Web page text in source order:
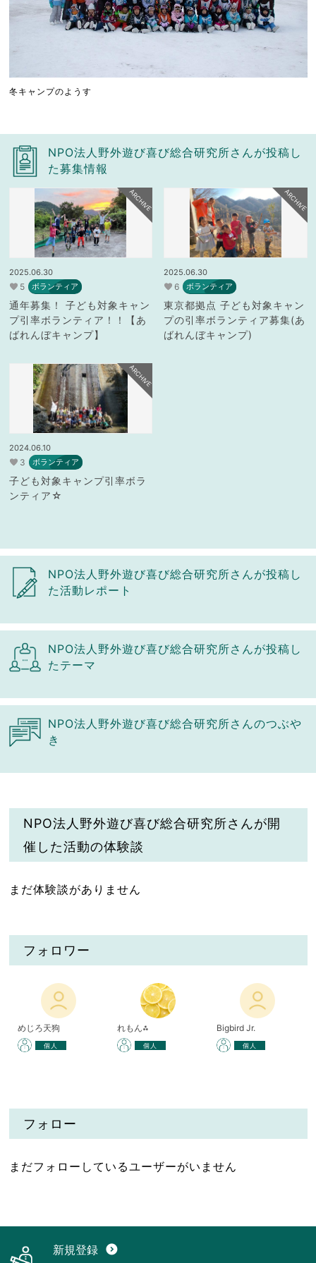
冬キャンプのようす
NPO法人野外遊び喜び総合研究所さんが投稿し
た募集情報
ARCHIVE
2025.06.30
5 ボランティア
通年募集！ 子ども対象キャン
プ引率ボランティア！！【あ
ばれんぼキャンプ】
ARCHIVE
2025.06.30
6 ボランティア
東京都拠点 子ども対象キャン
プの引率ボランティア募集(あ
ばれんぼキャンプ)
ARCHIVE
2024.06.10
3 ボランティア
子ども対象キャンプ引率ボラ
ンティア☆
NPO法人野外遊び喜び総合研究所さんが投稿し
た活動レポート
NPO法人野外遊び喜び総合研究所さんが投稿し
たテーマ
NPO法人野外遊び喜び総合研究所さんのつぶや
き
NPO法人野外遊び喜び総合研究所さんが開
催した活動の体験談
まだ体験談がありません
フォロワー
めじろ天狗
個人
れもん⁂
個人
Bigbird Jr.
個人
フォロー
まだフォローしているユーザーがいません
新規登録 expand_circle_down